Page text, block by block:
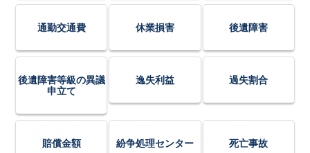
通勤交通費 休業損害 後遺障害
後遺障害等級の異議
申立て
逸失利益 過失割合
賠償金額 紛争処理センター 死亡事故